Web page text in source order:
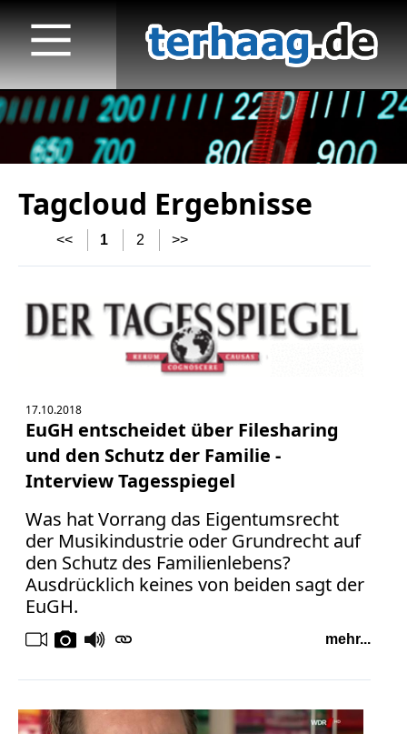
Tagcloud Ergebnisse
<< 1 2 >>
17.10.2018
EuGH entscheidet über Filesharing
und den Schutz der Familie -
Interview Tagesspiegel
Was hat Vorrang das Eigentumsrecht
der Musikindustrie oder Grundrecht auf
den Schutz des Familienlebens?
Ausdrücklich keines von beiden sagt der
EuGH.
mehr...
Startseite
Veröffentlichungen
Radio
print & online
Bücher
Vita
Datenschutz
AGB
Aktuelle
BGH